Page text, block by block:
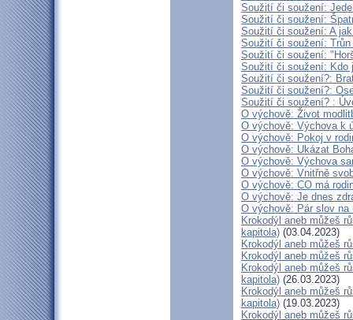
Soužití či soužení:
Soužití či soužení:
Soužití či soužení: A
Soužití či soužení: Trůn
Soužití či soužení:
Soužití či soužení: Kdo
Soužití či soužení?:
Soužití či soužení?:
Soužití či soužení? :
O výchově: Život
O výchově: Výchova k
O výchově: Pokoj v
O výchově: Ukázat
O výchově: Výchova
O výchově: Vnitřně
O výchově: CO má
O výchově: Je dnes
O výchově: Pár slov na
Krokodýl aneb můžeš
kapitola) (03.04.2023)
Krokodýl aneb můžeš
Krokodýl aneb můžeš
Krokodýl aneb můžeš
kapitola) (26.03.2023)
Krokodýl aneb můžeš
kapitola) (19.03.2023)
Krokodýl aneb můžeš